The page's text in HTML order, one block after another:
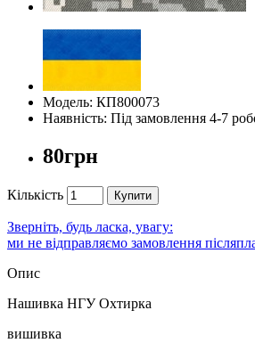
Модель: КП800073
Наявність: Під замовлення 4-7
80грн
Кількість Купити
Зверніть, будь ласка, увагу:
ми не відправляємо замовлення
Опис
Нашивка НГУ Охтирка
вишивка